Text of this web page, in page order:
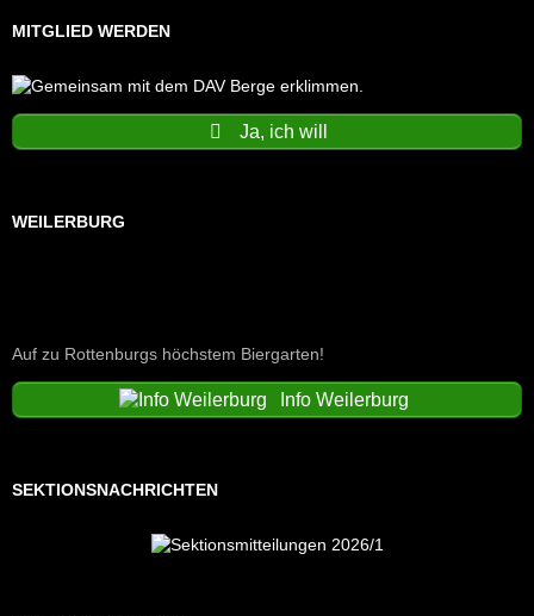
MITGLIED WERDEN
Ja, ich will
WEILERBURG
Auf zu Rottenburgs höchstem Biergarten!
Info Weilerburg
SEKTIONSNACHRICHTEN